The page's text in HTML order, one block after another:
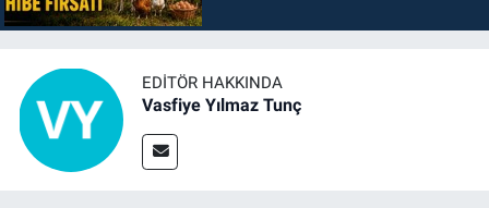
EDITÖR HAKKINDA
Vasfiye Yılmaz Tunç